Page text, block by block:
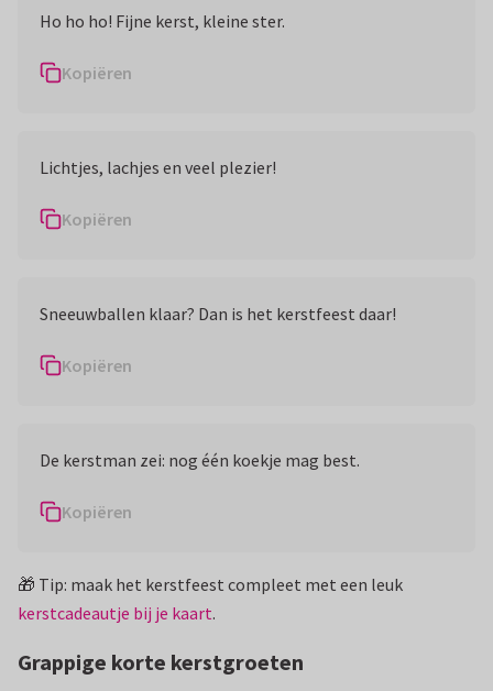
Ho ho ho! Fijne kerst, kleine ster.
Kopiëren
Lichtjes, lachjes en veel plezier!
Kopiëren
Sneeuwballen klaar? Dan is het kerstfeest daar!
Kopiëren
De kerstman zei: nog één koekje mag best.
Kopiëren
🎁 Tip: maak het kerstfeest compleet met een leuk
kerstcadeautje bij je kaart.
Grappige korte kerstgroeten